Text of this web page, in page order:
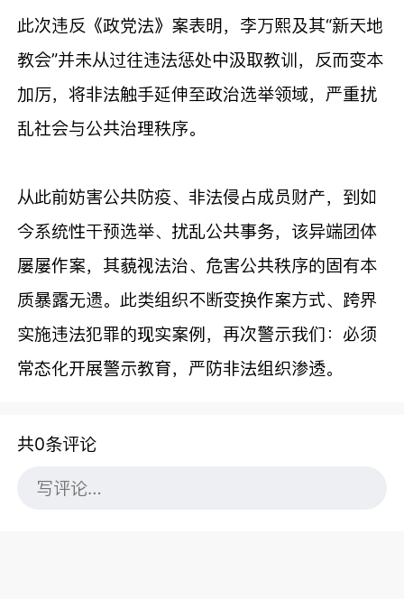
此次违反《政党法》案表明，李万熙及其“新天地
教会”并未从过往违法惩处中汲取教训，反而变本
加厉，将非法触手延伸至政治选举领域，严重扰
乱社会与公共治理秩序。
从此前妨害公共防疫、非法侵占成员财产，到如
今系统性干预选举、扰乱公共事务，该异端团体
屡屡作案，其藐视法治、危害公共秩序的固有本
质暴露无遗。此类组织不断变换作案方式、跨界
实施违法犯罪的现实案例，再次警示我们：必须
常态化开展警示教育，严防非法组织渗透。
共0条评论